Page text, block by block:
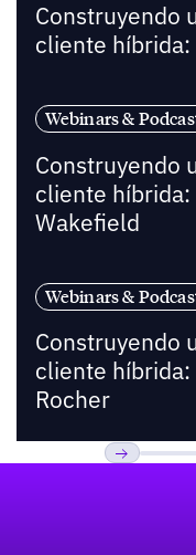
Construyendo
cliente híbrida:
Webinars &
Construyendo
cliente híbrida:
Wakefield
Webinars &
Construyendo
cliente híbrida:
Rocher